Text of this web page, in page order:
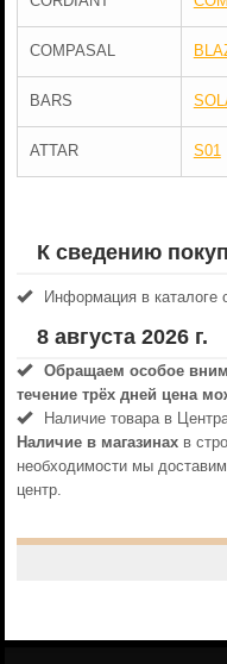
COMPASAL
BARS
ATTAR S01
К сведению
Информация в каталоге
8 августа 2026 г.
Обращаем особое
течениe трёх дней цена
Наличие товара в
Наличие в магазинахв
необходимости мы
центр.